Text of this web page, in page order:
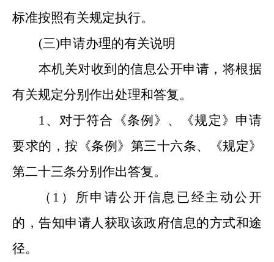
标准按照有关规定执行。
(三)申请办理的有关说明
本机关对收到的信息公开申请，将根据
有关规定分别作出处理和答复。
1、对于符合《条例》、《规定》申请
要求的，按《条例》第三十六条、《规定》
第二十三条分别作出答复。
（ 1 ）所申请公开信息已经主动公开
的，告知申请人获取该政府信息的方式和途
径。